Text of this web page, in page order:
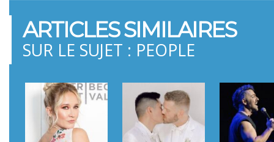
ARTICLES SIMILAIRES
SUR LE SUJET : PEOPLE